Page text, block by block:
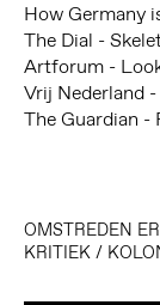
Vrij Nederland
The Guardian -
OMSTREDEN
KRITIEK/